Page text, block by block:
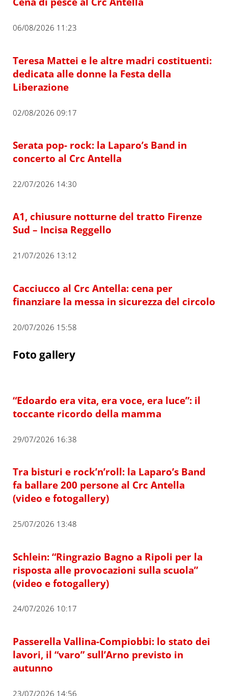
06/08/2026 11:23
Teresa Mattei e le altre madri costituenti:
dedicata alle donne la Festa della
Liberazione
02/08/2026 09:17
Serata pop- rock: la Laparo’s Band in
concerto al Crc Antella
22/07/2026 14:30
A1, chiusure notturne del tratto Firenze
Sud – Incisa Reggello
21/07/2026 13:12
Cacciucco al Crc Antella: cena per
finanziare la messa in sicurezza del circolo
20/07/2026 15:58
Foto gallery
“Edoardo era vita, era voce, era luce”: il
toccante ricordo della mamma
29/07/2026 16:38
Tra bisturi e rock’n’roll: la Laparo’s Band
fa ballare 200 persone al Crc Antella
(video e fotogallery)
25/07/2026 13:48
Schlein: “Ringrazio Bagno a Ripoli per la
risposta alle provocazioni sulla scuola”
(video e fotogallery)
24/07/2026 10:17
Passerella Vallina-Compiobbi: lo stato dei
lavori, il “varo” sull’Arno previsto in
autunno
23/07/2026 14:56